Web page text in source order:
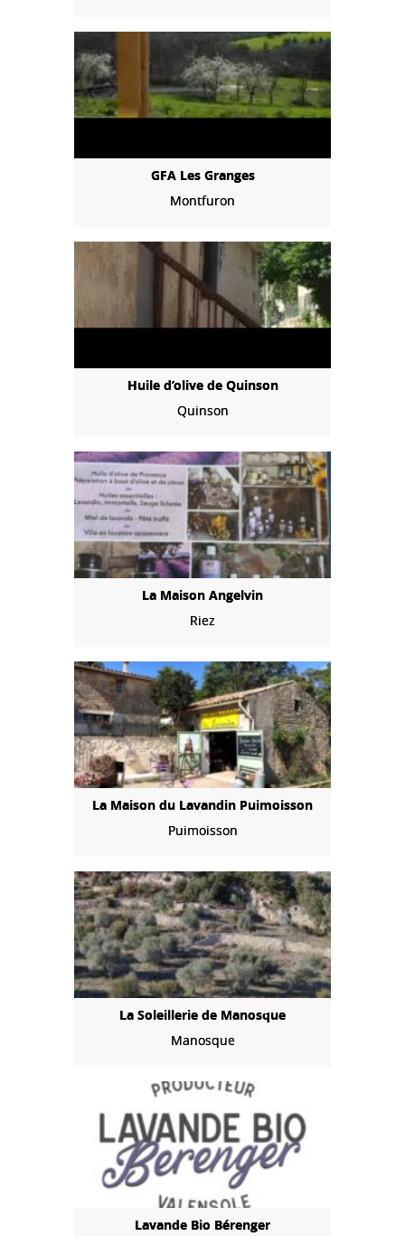
GFA Les Granges
Montfuron
Huile d’olive de Quinson
Quinson
La Maison Angelvin
Riez
La Maison du Lavandin Puimoisson
Puimoisson
La Soleillerie de Manosque
Manosque
Lavande Bio Bérenger